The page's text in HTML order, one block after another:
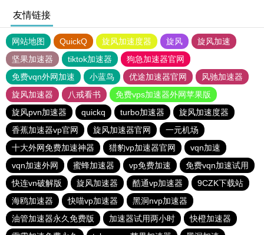
友情链接
网站地图 QuickQ 旋风加速度器 旋风
旋风加速
坚果加速器
tiktok加速器
狗急加速器官网
免费vqn外网加速
小蓝鸟 优途加速器官网
风驰加速器
旋风加速器
八戒看书
免费vps加速器外网苹果版
旋风pvn加速器
quickq turbo加速器
旋风加速度器
香蕉加速器vp官网
旋风加速器官网
一元机场
十大外网免费加速神器
猎豹vp加速器官网
vqn加速
vqn加速外网
蜜蜂加速器 vp免费加速
免费vqn加速试用
快连vn破解版
旋风加速器 酷通vp加速器
9CZK下载站
海鸥加速器
快喵vp加速器
黑洞nvp加速器
油管加速器永久免费版
加速器试用两小时
快橙加速器